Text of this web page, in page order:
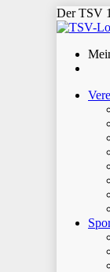
Der TSV